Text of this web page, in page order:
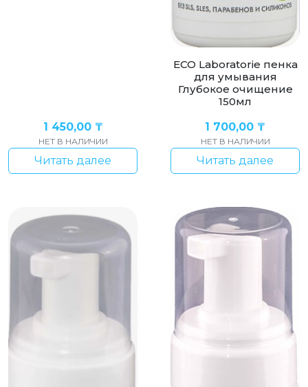
1 450,00 ₸
НЕТ В НАЛИЧИИ
Читать далее
ECO Laboratorie пенка
для умывания
Глубокое очищение
150мл
1 700,00 ₸
НЕТ В НАЛИЧИИ
Читать далее